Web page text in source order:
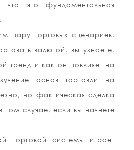
это фундаментальная
пару торговых сценариев.
валютой, вы узнаете,
тренд и как он повлияет на
основ торговли на
но фактическая сделка
том случае, если вы начнете
торговой системы играет